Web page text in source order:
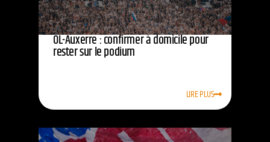
OL-Auxerre : confirmer à domicile pour
rester sur le podium
LIRE PLUS